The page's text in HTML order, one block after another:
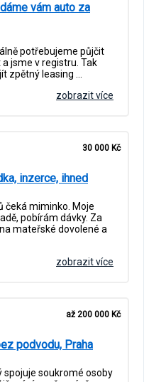
vám auto za
potřebujeme půjčit
jsme v registru. Tak
zpětný leasing …
zobrazit více
30 000 Kč
inzerce, ihned
čeká miminko. Moje
pobírám dávky. Za
mateřské dovolené a
zobrazit více
až 200 000 Kč
podvodu, Praha
spojuje soukromé osoby